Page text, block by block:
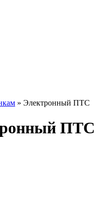
» Электронный ПТС
ПТС